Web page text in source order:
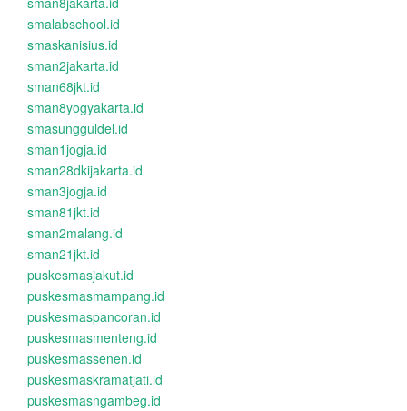
smalabschool.id
smaskanisius.id
sman2jakarta.id
sman68jkt.id
sman8yogyakarta.id
smasungguldel.id
sman1jogja.id
sman28dkijakarta.id
sman3jogja.id
sman81jkt.id
sman2malang.id
sman21jkt.id
puskesmasjakut.id
puskesmasmampang.id
puskesmaspancoran.id
puskesmasmenteng.id
puskesmassenen.id
puskesmaskramatjati.id
puskesmasngambeg.id